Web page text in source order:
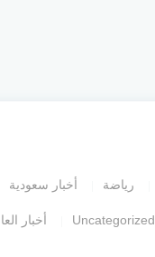
رياضة أخبار سعودية
Uncategorized أخبار